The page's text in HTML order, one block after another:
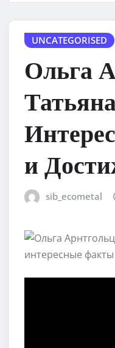
UNCATEGORISED
Ольга
и
sib_ecometal